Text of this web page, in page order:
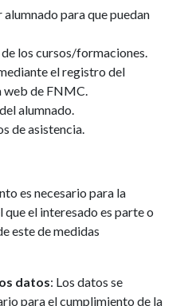
para que puedan
los cursos/formaciones.
el registro del
web de FNMC.
alumnado.
de asistencia.
es necesario para la
el interesado es parte o
este de medidas
datos: Los datos se
para el cumplimiento de la